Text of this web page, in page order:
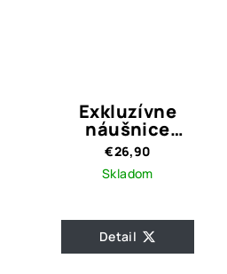
Exkluzívne
náušnice
Swarovski
Elements /
Oceľové Slzy
€26,90
Skladom
Detail